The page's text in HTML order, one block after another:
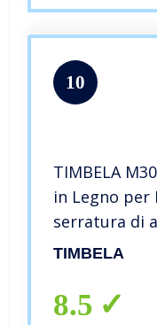
10
TIMBELA
in Legno per
serratura di
Deposito Bici
TIMBELA
8.5